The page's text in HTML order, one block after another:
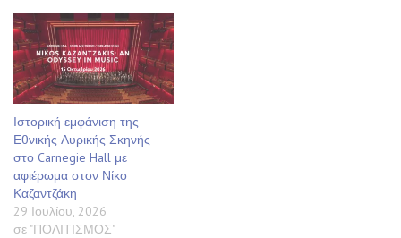
Ιστορική εμφάνιση της
Εθνικής Λυρικής Σκηνής
στο Carnegie Hall με
αφιέρωμα στον Νίκο
Καζαντζάκη
29 Ιουλίου, 2026
σε "ΠΟΛΙΤΙΣΜΟΣ"